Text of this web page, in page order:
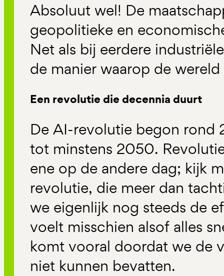
Absoluut wel! De
geopolitieke en
Net als bij eerdere
de manier waarop de
Een revolutie die decennia duurt
De AI-revolutie begon rond
tot minstens 2050.
ene op de andere dag; kijk
revolutie, die meer dan
we eigenlijk nog steeds de
voelt misschien alsof alles
komt vooral doordat we de
niet kunnen bevatten.